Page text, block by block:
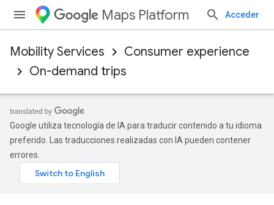
Maps Platform Acceder
Mobility Services
Consumer experience
On-demand trips
Google utiliza tecnología de IA para traducir contenido a tu idioma
preferido. Las traducciones realizadas con IA pueden contener
errores.